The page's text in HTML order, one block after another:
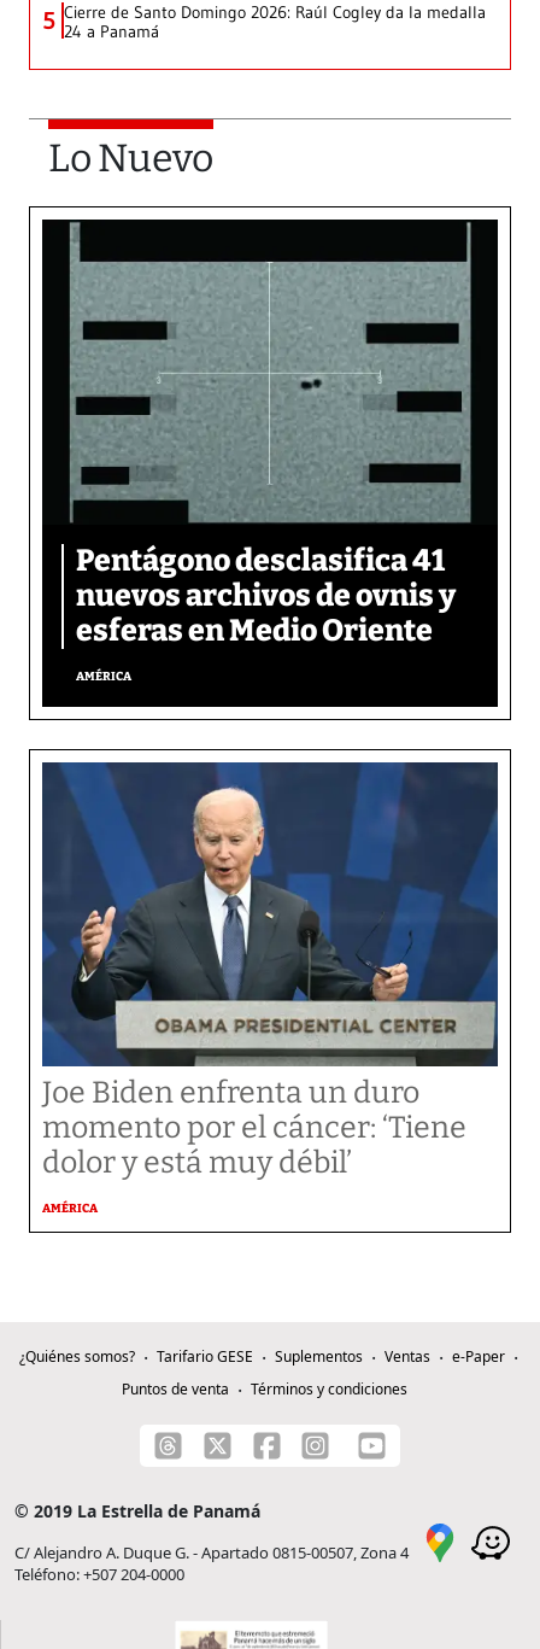
5 Cierre de Santo Domingo 2026: Raúl Cogley da la medalla
24 a Panamá
Lo Nuevo
Pentágono desclasifica 41
nuevos archivos de ovnis y
esferas en Medio Oriente
AMÉRICA
Joe Biden enfrenta un duro
momento por el cáncer: ‘Tiene
dolor y está muy débil’
AMÉRICA
¿Quiénes somos? Tarifario GESE Suplementos Ventas
e-Paper
Puntos de venta
Términos y condiciones
© 2019 La Estrella de Panamá
C/ Alejandro A. Duque G. - Apartado 0815-00507, Zona 4
Teléfono: +507 204-0000